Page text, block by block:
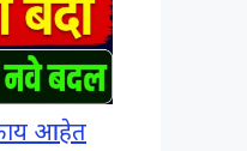
आहेत